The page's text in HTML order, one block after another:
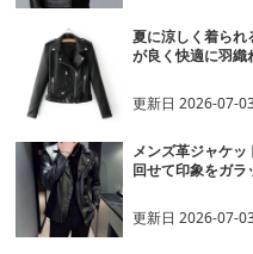
夏に涼しく着ら
が良く快適に羽
更新日2026-07-
メンズ革ジャケ
回せて印象をガラ
更新日2026-07-